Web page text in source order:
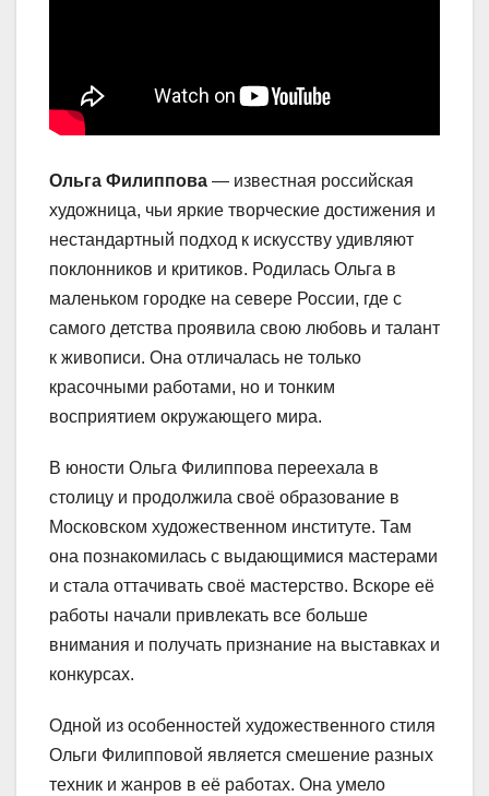
Ольга Филиппова — известная российская
художница, чьи яркие творческие достижения и
нестандартный подход к искусству удивляют
поклонников и критиков. Родилась Ольга в
маленьком городке на севере России, где с
самого детства проявила свою любовь и талант
к живописи. Она отличалась не только
красочными работами, но и тонким
восприятием окружающего мира.
В юности Ольга Филиппова переехала в
столицу и продолжила своё образование в
Московском художественном институте. Там
она познакомилась с выдающимися мастерами
и стала оттачивать своё мастерство. Вскоре её
работы начали привлекать все больше
внимания и получать признание на выставках и
конкурсах.
Одной из особенностей художественного стиля
Ольги Филипповой является смешение разных
техник и жанров в её работах. Она умело